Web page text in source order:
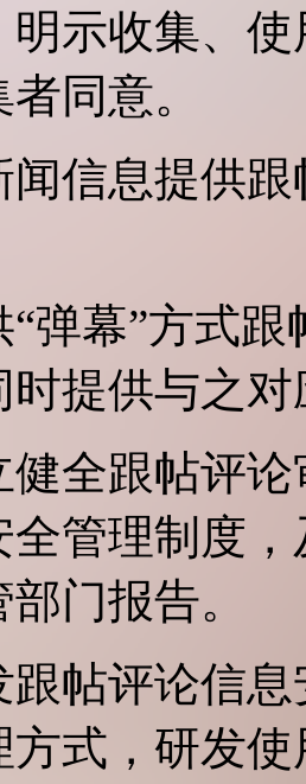
明示收集、
同意。
闻信息提供
“弹幕”方式
时提供与之
健全跟帖评
全管理制度
门报告。
跟帖评论信
方式，研发